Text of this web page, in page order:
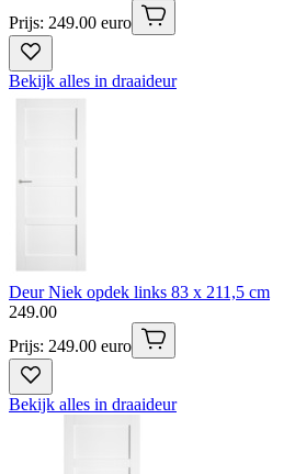
Prijs: 249.00 euro
Bekijk alles in draaideur
Deur Niek opdek links 83 x 211,5 cm
249.00
Prijs: 249.00 euro
Bekijk alles in draaideur